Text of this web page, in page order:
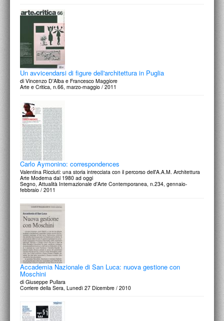
Un avvicendarsi di figure dell'architettura in Puglia
di Vincenzo D'Alba e Francesco Maggiore
Arte e Critica, n.66, marzo-maggio / 2011
Carlo Aymonino: correspondences
Valentina Ricciuti: una storia intrecciata con il percorso dell'A.A.M. Architettura
Arte Moderna dal 1980 ad oggi
Segno, Attualità Internazionale d'Arte Contemporanea, n.234, gennaio-
febbraio / 2011
Accademia Nazionale di San Luca: nuova gestione con
Moschini
di Giuseppe Pullara
Corriere della Sera, Lunedì 27 Dicembre / 2010